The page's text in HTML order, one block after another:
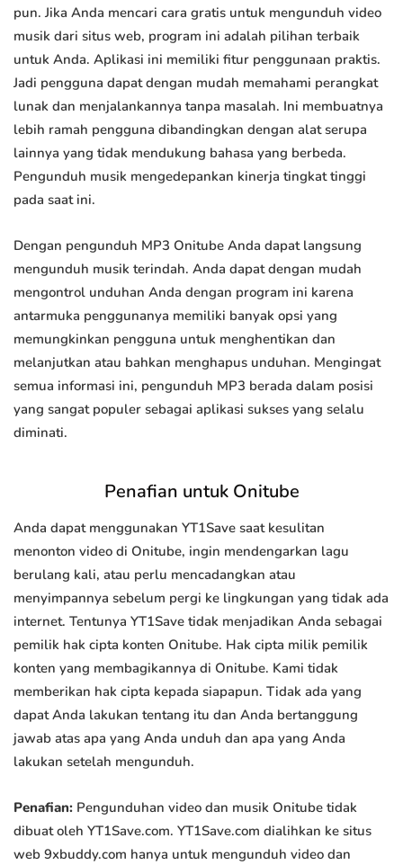
pun. Jika Anda mencari cara gratis untuk mengunduh video
musik dari situs web, program ini adalah pilihan terbaik
untuk Anda. Aplikasi ini memiliki fitur penggunaan praktis.
Jadi pengguna dapat dengan mudah memahami perangkat
lunak dan menjalankannya tanpa masalah. Ini membuatnya
lebih ramah pengguna dibandingkan dengan alat serupa
lainnya yang tidak mendukung bahasa yang berbeda.
Pengunduh musik mengedepankan kinerja tingkat tinggi
pada saat ini.
Dengan pengunduh MP3 Onitube Anda dapat langsung
mengunduh musik terindah. Anda dapat dengan mudah
mengontrol unduhan Anda dengan program ini karena
antarmuka penggunanya memiliki banyak opsi yang
memungkinkan pengguna untuk menghentikan dan
melanjutkan atau bahkan menghapus unduhan. Mengingat
semua informasi ini, pengunduh MP3 berada dalam posisi
yang sangat populer sebagai aplikasi sukses yang selalu
diminati.
Penafian untuk Onitube
Anda dapat menggunakan YT1Save saat kesulitan
menonton video di Onitube, ingin mendengarkan lagu
berulang kali, atau perlu mencadangkan atau
menyimpannya sebelum pergi ke lingkungan yang tidak ada
internet. Tentunya YT1Save tidak menjadikan Anda sebagai
pemilik hak cipta konten Onitube. Hak cipta milik pemilik
konten yang membagikannya di Onitube. Kami tidak
memberikan hak cipta kepada siapapun. Tidak ada yang
dapat Anda lakukan tentang itu dan Anda bertanggung
jawab atas apa yang Anda unduh dan apa yang Anda
lakukan setelah mengunduh.
Penafian: Pengunduhan video dan musik Onitube tidak
dibuat oleh YT1Save.com. YT1Save.com dialihkan ke situs
web 9xbuddy.com hanya untuk mengunduh video dan